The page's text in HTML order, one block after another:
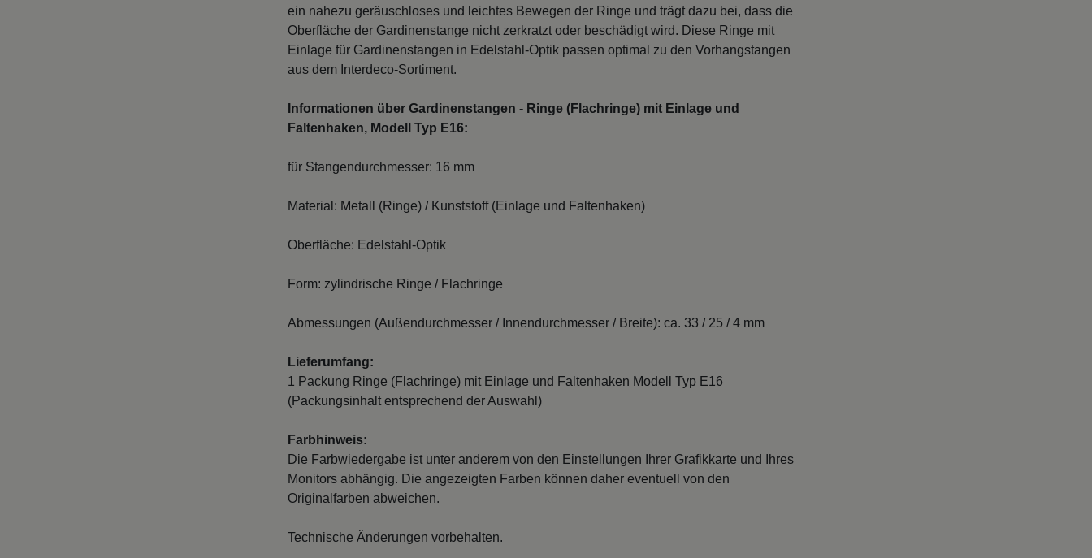
ein nahezu geräuschloses und leichtes Bewegen der Ringe und trägt dazu bei, dass die
Oberfläche der Gardinenstange nicht zerkratzt oder beschädigt wird. Diese Ringe mit
Einlage für Gardinenstangen in Edelstahl-Optik passen optimal zu den Vorhangstangen
aus dem Interdeco-Sortiment.
Informationen über Gardinenstangen - Ringe (Flachringe) mit Einlage und
Faltenhaken, Modell Typ E16:
für Stangendurchmesser: 16 mm
Material: Metall (Ringe) / Kunststoff (Einlage und Faltenhaken)
Oberfläche: Edelstahl-Optik
Form: zylindrische Ringe / Flachringe
Abmessungen (Außendurchmesser / Innendurchmesser / Breite): ca. 33 / 25 / 4 mm
Lieferumfang:
1 Packung Ringe (Flachringe) mit Einlage und Faltenhaken Modell Typ E16
(Packungsinhalt entsprechend der Auswahl)
Farbhinweis:
Die Farbwiedergabe ist unter anderem von den Einstellungen Ihrer Grafikkarte und Ihres
Monitors abhängig. Die angezeigten Farben können daher eventuell von den
Originalfarben abweichen.
Technische Änderungen vorbehalten.